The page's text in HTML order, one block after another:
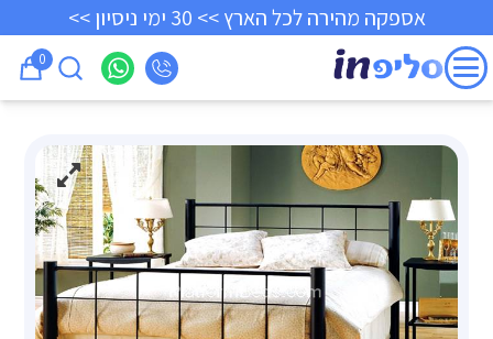
אספקה מהירה לכל הארץ >> 30 ימי ניסיון >>
0